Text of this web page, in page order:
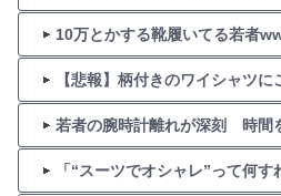
10万とかする靴履いてる若者
【悲報】柄付きのワイシャツに
若者の腕時計離れが深刻 時間
「“スーツでオシャレ”って何す